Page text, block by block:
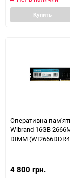
Купить
Оперативна
Wibrand 16GB
DIMM
4 800 грн.